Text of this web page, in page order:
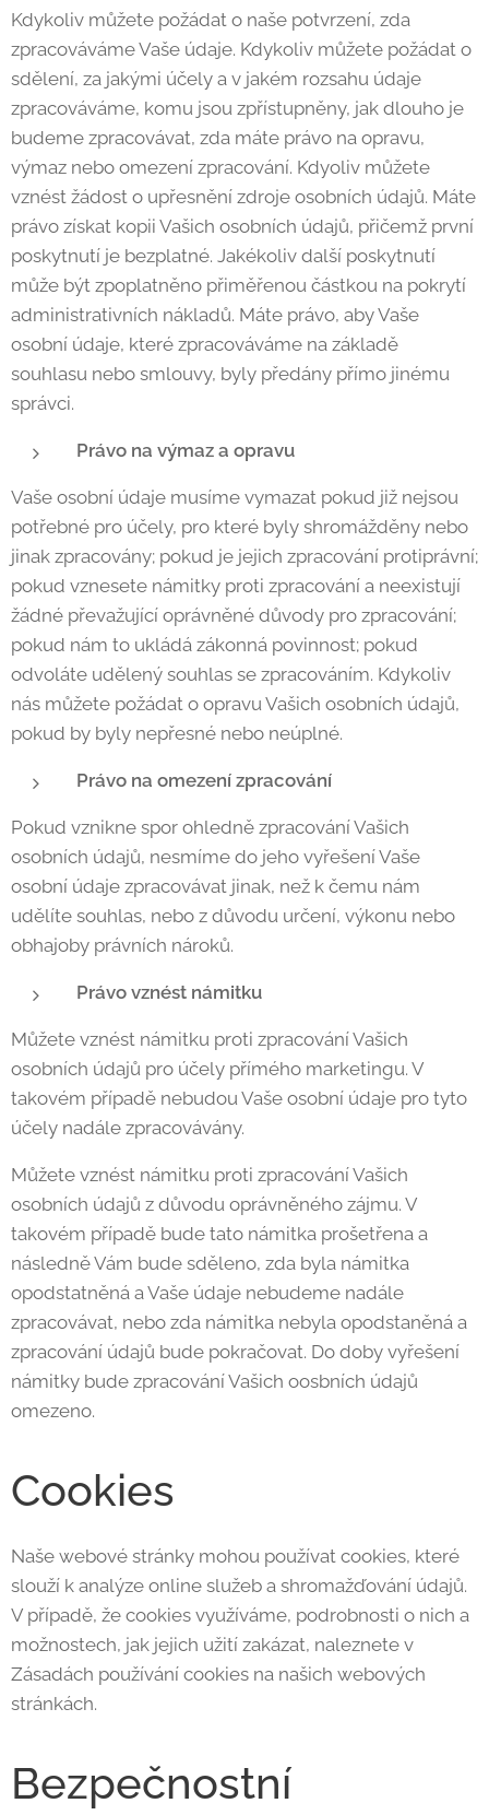
Kdykoliv můžete požádat o naše potvrzení, zda
zpracováváme Vaše údaje. Kdykoliv můžete požádat o
sdělení, za jakými účely a v jakém rozsahu údaje
zpracováváme, komu jsou zpřístupněny, jak dlouho je
budeme zpracovávat, zda máte právo na opravu,
výmaz nebo omezení zpracování. Kdyoliv můžete
vznést žádost o upřesnění zdroje osobních údajů. Máte
právo získat kopii Vašich osobních údajů, přičemž první
poskytnutí je bezplatné. Jakékoliv další poskytnutí
může být zpoplatněno přiměřenou částkou na pokrytí
administrativních nákladů. Máte právo, aby Vaše
osobní údaje, které zpracováváme na základě
souhlasu nebo smlouvy, byly předány přímo jinému
správci.
Právo na výmaz a opravu
Vaše osobní údaje musíme vymazat pokud již nejsou
potřebné pro účely, pro které byly shromážděny nebo
jinak zpracovány; pokud je jejich zpracování protiprávní;
pokud vznesete námitky proti zpracování a neexistují
žádné převažující oprávněné důvody pro zpracování;
pokud nám to ukládá zákonná povinnost; pokud
odvoláte udělený souhlas se zpracováním. Kdykoliv
nás můžete požádat o opravu Vašich osobních údajů,
pokud by byly nepřesné nebo neúplné.
Právo na omezení zpracování
Pokud vznikne spor ohledně zpracování Vašich
osobních údajů, nesmíme do jeho vyřešení Vaše
osobní údaje zpracovávat jinak, než k čemu nám
udělíte souhlas, nebo z důvodu určení, výkonu nebo
obhajoby právních nároků.
Právo vznést námitku
Můžete vznést námitku proti zpracování Vašich
osobních údajů pro účely přímého marketingu. V
takovém případě nebudou Vaše osobní údaje pro tyto
účely nadále zpracovávány.
Můžete vznést námitku proti zpracování Vašich
osobních údajů z důvodu oprávněného zájmu. V
takovém případě bude tato námitka prošetřena a
následně Vám bude sděleno, zda byla námitka
opodstatněná a Vaše údaje nebudeme nadále
zpracovávat, nebo zda námitka nebyla opodstaněná a
zpracování údajů bude pokračovat. Do doby vyřešení
námitky bude zpracování Vašich oosbních údajů
omezeno.
Cookies
Naše webové stránky mohou používat cookies, které
slouží k analýze online služeb a shromažďování údajů.
V případě, že cookies využíváme, podrobnosti o nich a
možnostech, jak jejich užití zakázat, naleznete v
Zásadách používání cookies na našich webových
stránkách.
Bezpečnostní